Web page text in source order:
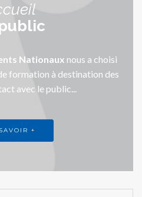
Nationaux nous a choisi
formation à destination des
avec le public...
+